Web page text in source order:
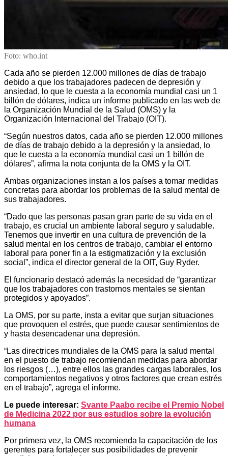
Foto: who.int
Cada año se pierden 12.000 millones de días de trabajo
debido a que los trabajadores padecen de depresión y
ansiedad, lo que le cuesta a la economía mundial casi un 1
billón de dólares, indica un informe publicado en las web de
la Organización Mundial de la Salud (OMS) y la
Organización Internacional del Trabajo (OIT).
“Según nuestros datos, cada año se pierden 12.000 millones
de días de trabajo debido a la depresión y la ansiedad, lo
que le cuesta a la economía mundial casi un 1 billón de
dólares”, afirma la nota conjunta de la OMS y la OIT.
Ambas organizaciones instan a los países a tomar medidas
concretas para abordar los problemas de la salud mental de
sus trabajadores.
“Dado que las personas pasan gran parte de su vida en el
trabajo, es crucial un ambiente laboral seguro y saludable.
Tenemos que invertir en una cultura de prevención de la
salud mental en los centros de trabajo, cambiar el entorno
laboral para poner fin a la estigmatización y la exclusión
social”, indica el director general de la OIT, Guy Ryder.
El funcionario destacó además la necesidad de “garantizar
que los trabajadores con trastornos mentales se sientan
protegidos y apoyados”.
La OMS, por su parte, insta a evitar que surjan situaciones
que provoquen el estrés, que puede causar sentimientos de
y hasta desencadenar una depresión.
“Las directrices mundiales de la OMS para la salud mental
en el puesto de trabajo recomiendan medidas para abordar
los riesgos (…), entre ellos las grandes cargas laborales, los
comportamientos negativos y otros factores que crean estrés
en el trabajo”, agrega el informe.
Le puede interesar: Svante Paabo recibe el Premio Nobel
de Medicina 2022 por sus estudios sobre la evolución
humana
Por primera vez, la OMS recomienda la capacitación de los
gerentes para fortalecer sus posibilidades de prevenir